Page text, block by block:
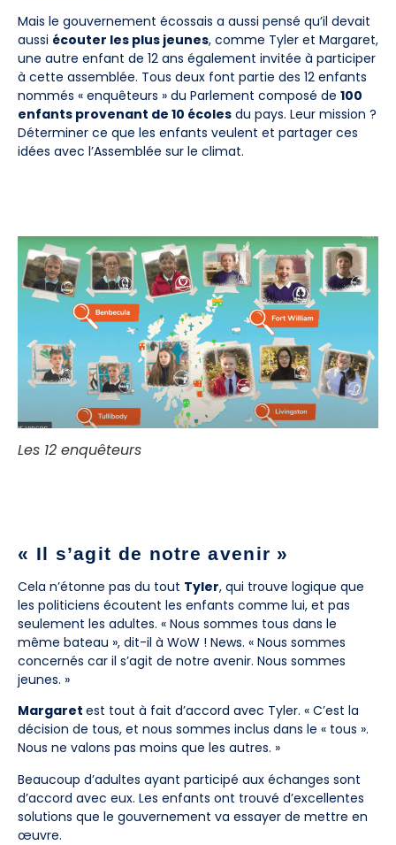
Mais le gouvernement écossais a aussi pensé qu’il devait
aussi écouter les plus jeunes, comme Tyler et Margaret,
une autre enfant de 12 ans également invitée à participer
à cette assemblée. Tous deux font partie des 12 enfants
nommés « enquêteurs » du Parlement composé de 100
enfants provenant de 10 écoles du pays. Leur mission ?
Déterminer ce que les enfants veulent et partager ces
idées avec l’Assemblée sur le climat.
Les 12 enquêteurs
« Il s’agit de notre avenir »
Cela n’étonne pas du tout Tyler, qui trouve logique que
les politiciens écoutent les enfants comme lui, et pas
seulement les adultes. « Nous sommes tous dans le
même bateau », dit-il à WoW ! News. « Nous sommes
concernés car il s’agit de notre avenir. Nous sommes
jeunes. »
Margaret est tout à fait d’accord avec Tyler. « C’est la
décision de tous, et nous sommes inclus dans le « tous ».
Nous ne valons pas moins que les autres. »
Beaucoup d’adultes ayant participé aux échanges sont
d’accord avec eux. Les enfants ont trouvé d’excellentes
solutions que le gouvernement va essayer de mettre en
œuvre.